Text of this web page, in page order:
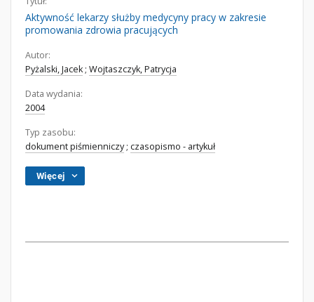
Aktywność lekarzy służby medycyny pracy w zakresie
promowania zdrowia pracujących
Autor:
Pyżalski, Jacek; Wojtaszczyk, Patrycja
Data wydania:
2004
Typ zasobu:
dokument piśmienniczy; czasopismo - artykuł
Więcej